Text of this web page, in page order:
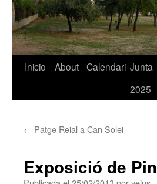
Saltar
Inicio About Calendari Junta
2025
← Patge Reial a Can Solei
Exposició de